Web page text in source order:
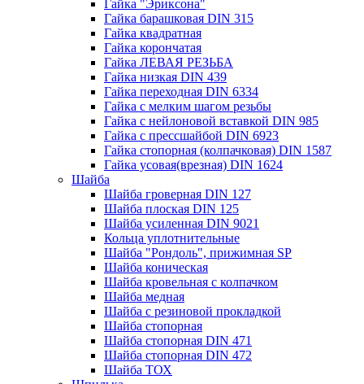
Гайка "Эриксона"
Гайка барашковая DIN 315
Гайка квадратная
Гайка корончатая
Гайка ЛЕВАЯ РЕЗЬБА
Гайка низкая DIN 439
Гайка переходная DIN 6334
Гайка с мелким шагом резьбы
Гайка с нейлоновой вставкой DIN 985
Гайка с прессшайбой DIN 6923
Гайка стопорная (колпачковая) DIN 1587
Гайка усовая(врезная) DIN 1624
Шайба
Шайба гроверная DIN 127
Шайба плоская DIN 125
Шайба усиленная DIN 9021
Кольца уплотнительные
Шайба "Рондоль", прижимная SP
Шайба коническая
Шайба кровельная с колпачком
Шайба медная
Шайба с резиновой прокладкой
Шайба стопорная
Шайба стопорная DIN 471
Шайба стопорная DIN 472
Шайба ТОХ